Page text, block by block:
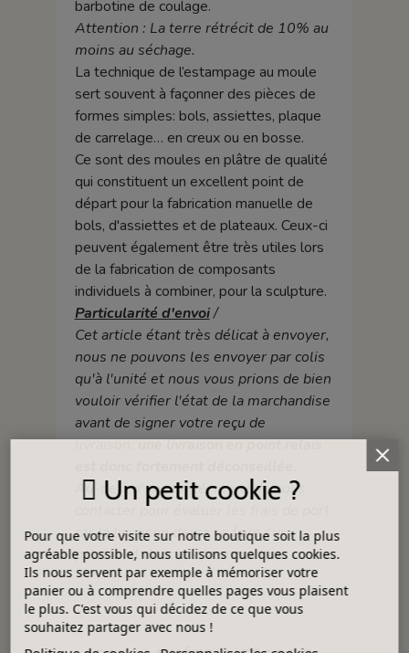
barbotine de coulage.
Attention : La terre rétrécit de 10% au
moins au séchage.
La technique de l’estampage au moule
sert souvent à façonner des pièces de
formes simples: bols, assiettes, plaque
de carrelage… en creux ou en bosse.
Ce sont des moules en plâtre de qualité
qui constituent un excellent point de
départ pour la fabrication manuelle de
bols, d'assiettes et de plateaux. Ceux-ci
peuvent également être très utiles lors
de la fabrication de composants
individuels à combiner, pour la sculpture.
Particularité d'envoi/
Cet article étant très délicat à envoyer,
nous ne pouvons les envoyer par colis
qu'à l'unité et nous vous prions de bien
vouloir vérifier l'état de la marchandise
avant de signer votre reçu de
livraison,une livraison en point relais
Au-delà d'une unité, merci de nous
contacter pour évaluer les frais de port
car la livraison devra se faire sur
palette et donc par transporteur.
Un petit cookie ?
Pour que votre visite sur notre boutique soit la plus
agréable possible, nous utilisons quelques cookies.
Ils nous servent par exemple à mémoriser votre
panier ou à comprendre quelles pages vous plaisent
le plus. C'est vous qui décidez de ce que vous
souhaitez partager avec nous !